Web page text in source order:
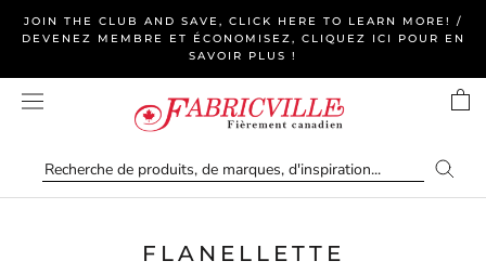
JOIN THE CLUB AND SAVE, CLICK HERE TO LEARN MORE! /
DEVENEZ MEMBRE ET ÉCONOMISEZ, CLIQUEZ ICI POUR EN
SAVOIR PLUS !
FLANELLETTE